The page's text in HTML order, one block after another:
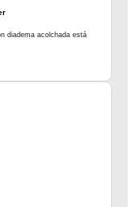
diadema acolchada está